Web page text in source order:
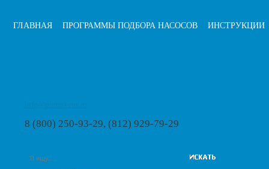
ГЛАВНАЯ ПРОГРАММЫ ПОДБОРА НАСОСОВ ИНСТРУКЦИИ
8 (800) 250-93-29, (812) 929-79-29